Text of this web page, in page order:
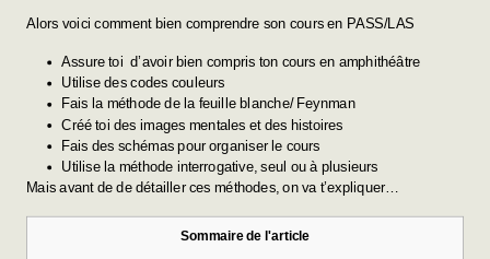
Alors voici comment bien comprendre son cours en PASS/LAS
Assure toi d’avoir bien compris ton cours en amphithéâtre
Utilise des codes couleurs
Fais la méthode de la feuille blanche/ Feynman
Créé toi des images mentales et des histoires
Fais des schémas pour organiser le cours
Utilise la méthode interrogative, seul ou à plusieurs
Mais avant de de détailler ces méthodes, on va t’expliquer…
Sommaire de l'article